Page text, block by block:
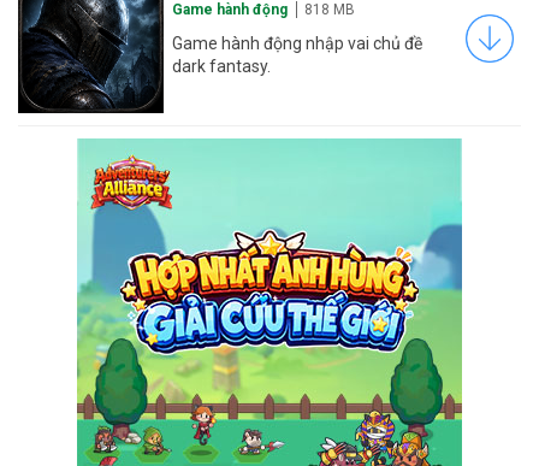
Game hành động 818 MB
Game hành động nhập vai chủ đề
dark fantasy.